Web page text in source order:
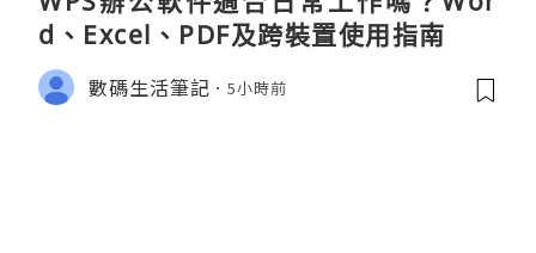
d、Excel、PDF及跨裝置使用指南
數碼生活筆記 5小時前